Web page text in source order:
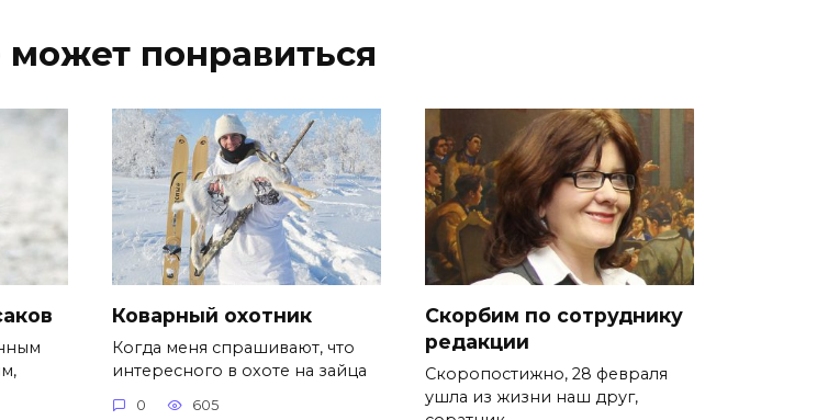
понравиться
Коварный охотник
Когда меня спрашивают, что
интересного в охоте на зайца
0 605
Скорбим по сотруднику
редакции
Скоропостижно, 28 февраля
ушла из жизни наш друг,